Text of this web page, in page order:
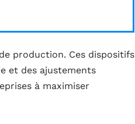
production. Ces dispositifs
et des ajustements
à maximiser